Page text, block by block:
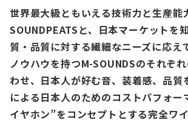
世界最大級ともいえる技術力と生産能
SOUNDPEATSと、日本マーケットを
質・品質に対する繊細なニーズに応え
ノウハウを持つM-SOUNDSのそれぞ
わせ、日本人が好む音、装着感、品質
による日本人のためのコストパフォー
イヤホン”をコンセプトとする完全ワ